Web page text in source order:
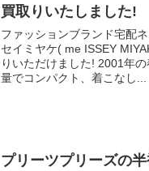
買取りいたしました!
ファッションブランド宅配
セイミヤケ( me ISSEY
りいただけました! 2001年
量でコンパクト、着こなし...
プリーツプリーズの